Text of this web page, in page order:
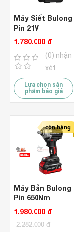
Máy Siết Bulong
Pin 21V
Amaxtools
1.780.000 đ
(0) nhận
xét
Lựa chọn sản
phẩm báo giá
còn hàng
Máy Bắn Bulong
Pin 650Nm
Amaxtools
BLACK ( Chưa
1.980.000 đ
2.282.000 đ